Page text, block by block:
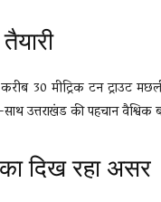
30 मीट्रिक टन ट्राउट
उत्तराखंड की पहचान वैश्विक
का दिख रहा असर